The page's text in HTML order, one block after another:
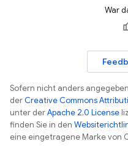
War
Sofern nicht anders
derCreative Commons
unter derApache 2.0 License
finden Sie in den
eine eingetragene Marke von